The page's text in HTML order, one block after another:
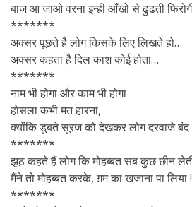
बाज आ जाओ वरना इन्ही आँखो से ढुढती
*******
अक्सर पूछते है लोग किसके लिए लिखते हो…
अक्सर कहता है दिल काश कोई होता…
*******
नाम भी होगा और काम भी होगा
होसला कभी मत हारना,
क्योंकि डूबते सूरज को देखकर लोग दरवाजे
*******
झूठ कहते हैं लोग कि मोहब्बत सब कुछ छीन
मैंने तो मोहब्बत करके, ग़म का खजाना पा लिया
*******